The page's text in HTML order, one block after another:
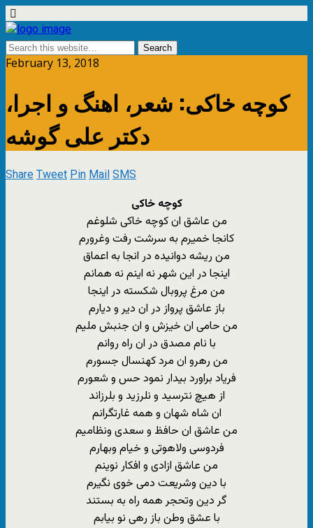
February 13, 2018
کوچه خاکی: شعر، اهنگ و اجرا،
دکتر علی گوشه
ShareTweetPinMailSMS
کوچه خاکی
من عاشق ان کوچه خاکی شلوغم
کانجا خمیرم به سرشت رفت وغرورم
من ریشه دوانیده در انجا به اعماق
اینجا در این شهر نه اینم نه همانم
من مرغ پروبال شکسته در اینجا
باز عاشق پرواز در ان دیر و دیارم
من حامی ان خیزش و ان جنبش ملیم
با نام مصدق در ان راه روانم
من رهرو ان مرد کهنسال جسورم
فریاد براورد بیدار نمود حس و شعورم
از هیچ نترسید و نلرزید و بلرزاند
ان شاه شهان و همه غارتگرانم
من عاشق ان حافظ و سعدی ونظامیم
فردوسی ولاهوتی و خیام وبهارم
من عاشق ازادی و افکار نوینم
با دین وشریعت دمی خوی نگیرم
گر دین وتحجر همه راه به بستند
با عشق وطن باز رهی نو بیابم